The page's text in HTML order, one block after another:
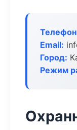
Email:
Город:
Режим